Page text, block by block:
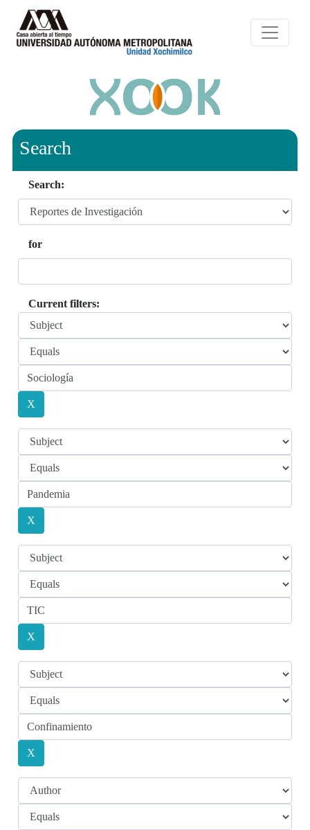
Search
Search:
for
Current filters: